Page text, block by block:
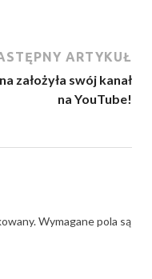
ARTYKUŁ
założyła swój kanał
na YouTube!
Wymagane pola są